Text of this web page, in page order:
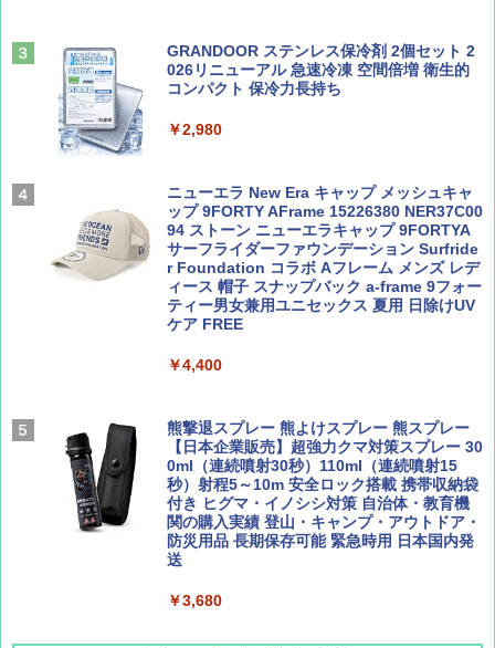
￥1,540
￥1,540
AIRLINE（エアライン）2026年9月号【特
集】ボーイング110周年を祝して！
￥1,760
￥2,695
ァキア 2026～2027 地球の歩き方A ヨーロッ
パ
￥2,277
新しい日本地理 地図・統計・移動から読み
解く (講談社現代新書)
￥1,540
￥4,980
テント ワンタッチ RENEW 幅200 2-3人用 43
￥5,999
[キャンパーズコレクション 山善] 傘みたいに
広げるだけ パッとサッとテント ブラックコ
ーティング フルクローズ メッシュ 3-4人用
簡単設置 ポップアップテント エクルベージ
ュ(BC仕様) PATC-150B(EB)
￥9,990
[キャンパーズコレクション 山善] 傘みたいに
広げるだけ パッとサッとテント キューブワ
イド ブラックコーティング フルクローズ メ
ッシュ 4人用 簡単設置 ポップアップテント P
ATCW-150B エクルベージュ
￥-
GRANDOOR ステンレス保冷剤 2個セット 2
026リニューアル 急速冷凍 空間倍増 衛生的
コンパクト 保冷力長持ち
￥2,980
ニューエラ New Era キャップ メッシュキャ
ップ 9FORTY AFrame 15226380 NER37C00
94 ストーン ニューエラキャップ 9FORTYA
サーフライダーファウンデーション Surfride
r Foundation コラボ Aフレーム メンズ レデ
ィース 帽子 スナップバック a-frame 9フォー
ティー男女兼用ユニセックス 夏用 日除けUV
ケア FREE
￥4,400
熊撃退スプレー 熊よけスプレー 熊スプレー
【日本企業販売】超強力クマ対策スプレー 30
0ml（連続噴射30秒）110ml（連続噴射15
秒）射程5～10m 安全ロック搭載 携帯収納袋
付き ヒグマ・イノシシ対策 自治体・教育機
関の購入実績 登山・キャンプ・アウトドア・
防災用品 長期保存可能 緊急時用 日本国内発
送
￥3,680